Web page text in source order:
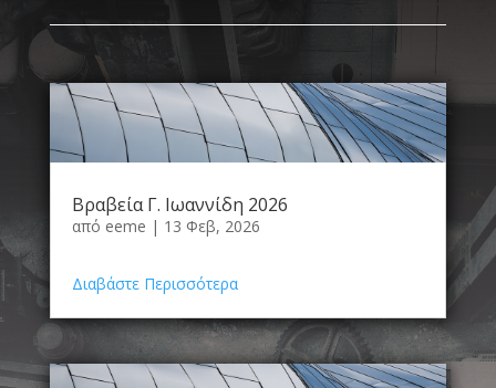
Βραβεία Γ. Ιωαννίδη 2026
από eeme | 13 Φεβ, 2026
Διαβάστε Περισσότερα